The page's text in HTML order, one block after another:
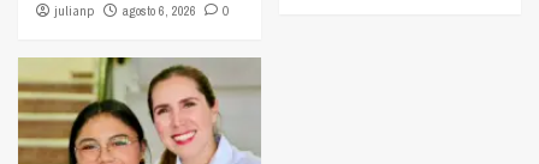
julianp agosto 6, 2026 0